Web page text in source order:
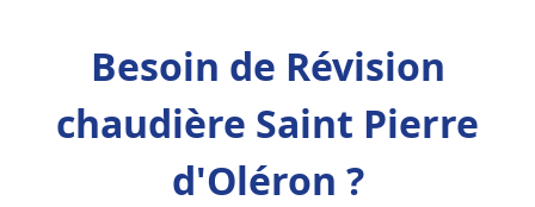
Besoin de Révision
chaudière Saint Pierre
d'Oléron ?